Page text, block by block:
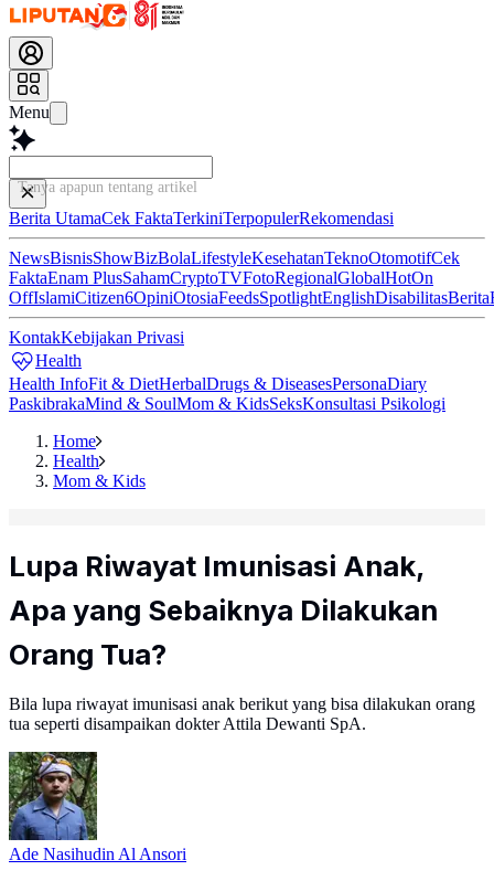
Menu
Tanya apapun tentang artikel ini...
Berita UtamaCek FaktaTerkiniTerpopulerRekomendasi
NewsBisnisShowBizBolaLifestyleKesehatanTeknoOtomotifCek
FaktaEnam PlusSahamCryptoTVFotoRegionalGlobalHotOn
OffIslamiCitizen6OpiniOtosiaFeedsSpotlightEnglishDisabilitasBerita
KontakKebijakan Privasi
Health
Health InfoFit & DietHerbalDrugs & DiseasesPersonaDiary
PaskibrakaMind & SoulMom & KidsSeksKonsultasi Psikologi
Home
Health
Mom & Kids
Lupa Riwayat Imunisasi Anak,
Apa yang Sebaiknya Dilakukan
Orang Tua?
Bila lupa riwayat imunisasi anak berikut yang bisa dilakukan orang
tua seperti disampaikan dokter Attila Dewanti SpA.
Ade Nasihudin Al Ansori